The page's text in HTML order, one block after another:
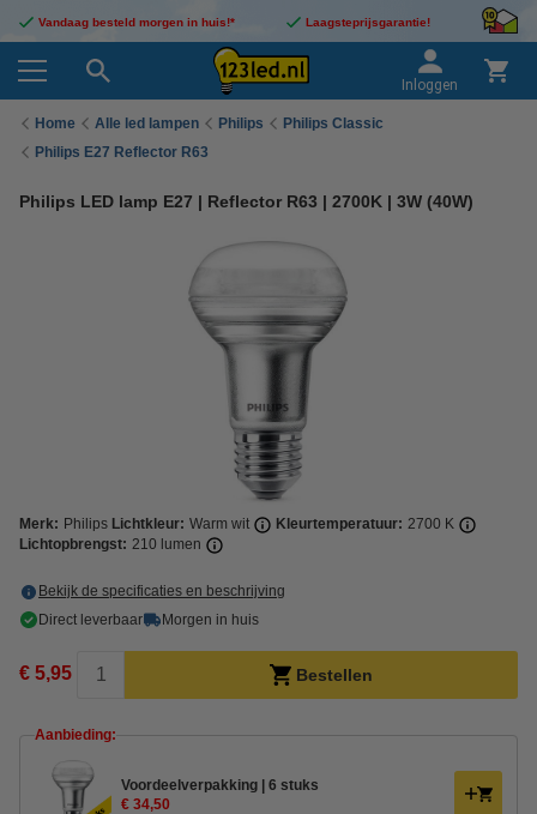
Vandaag besteld morgen in huis!* Laagsteprijsgarantie!
Inloggen
Home Alle led lampen Philips
Philips Classic
Philips E27 Reflector R63
Philips LED lamp E27 | Reflector R63 | 2700K | 3W (40W)
Merk: Philips Lichtkleur: Warm wit Kleurtemperatuur: 2700 K
Lichtopbrengst: 210 lumen
Bekijk de specificaties en beschrijving
Direct leverbaar
Morgen in huis
€ 5,95 Bestellen
Aanbieding:
Voordeelverpakking | 6 stuks
€ 34,50